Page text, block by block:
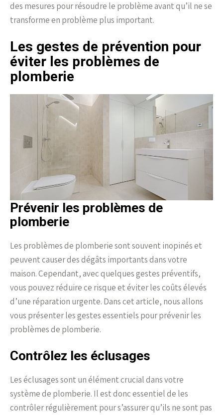
des mesures pour résoudre le problème avant qu’il ne se
transforme en problème plus important.
Les gestes de prévention pour
éviter les problèmes de
plomberie
Prévenir les problèmes de
plomberie
Les problèmes de plomberie sont souvent inopinés et
peuvent causer des dégâts importants dans votre
maison. Cependant, avec quelques gestes préventifs,
vous pouvez réduire ce risque et éviter les coûts élevés
d’une réparation urgente. Dans cet article, nous allons
vous présenter les gestes essentiels pour prévenir les
problèmes de plomberie.
Contrôlez les éclusages
Les éclusages sont un élément crucial dans votre
système de plomberie. Il est donc essentiel de les
contrôler régulièrement pour s’assurer qu’ils ne sont pas